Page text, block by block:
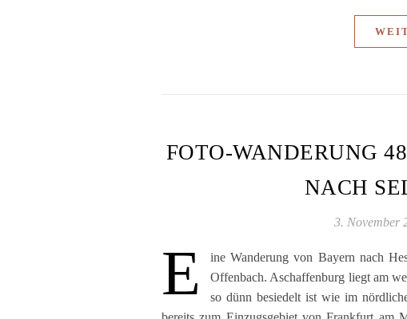
FOTO-WANDERUNG
NACH
3. November
E
ine Wanderung von Bayern nach
Offenbach. Aschaffenburg liegt am
so dünn besiedelt ist wie im